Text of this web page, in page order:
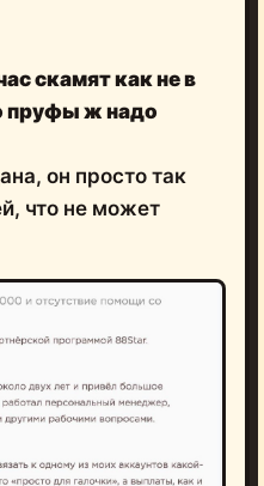
скамят как не в
пруфы ж надо
он просто так
что не может